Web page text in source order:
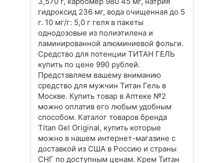
гидроксид 236 мг, вода очищенная до 5
г. 10 мг/г: 5,0 г геля в пакеты
однодозовые из полиэтилена и
ламинированной алюминиевой фольги.
Средство для потенции ТИТАН ГЕЛЬ
купить по цене 990 рублей.
Представляем вашему вниманию
средство для мужчин Титан Гель в
Москве. Купить товар в Аптеке №2
можно оплатив его любым удобным
способом. Каталог товаров бренда
Titan Gel Original, купить которые
можно в нашем интернет-магазине с
доставкой из США в Россию и страны
СНГ по доступным ценам. Крем Титан